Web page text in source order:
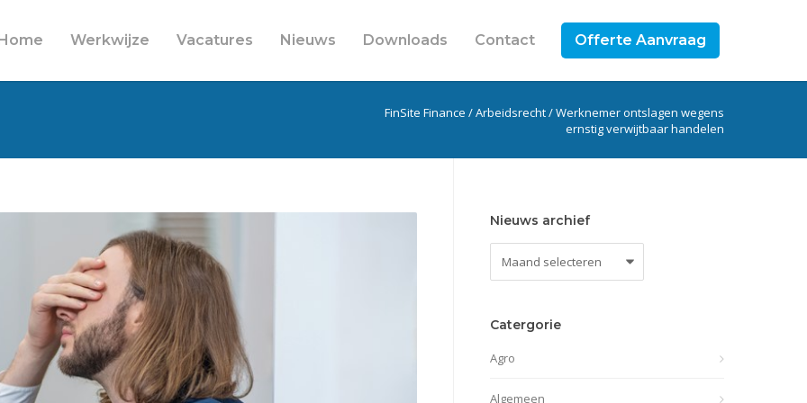
Werkwijze Vacatures Nieuws Downloads Contact Offerte Aanvraag
FinSite Finance /Arbeidsrecht/Werknemer ontslagen wegens
ernstig verwijtbaar handelen
Nieuws archief
Catergorie
Agro
Algemeen